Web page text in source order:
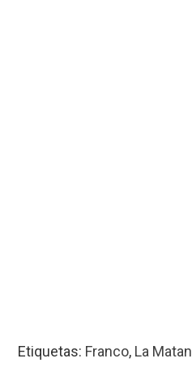
Etiquetas: Franco, La